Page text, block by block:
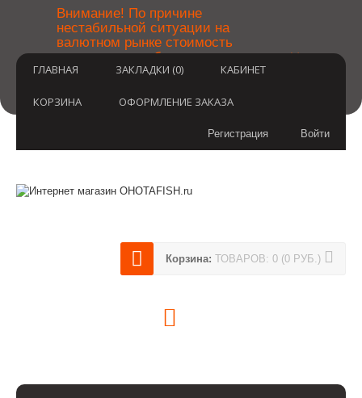
Внимание! По причине
нестабильной ситуации на
валютном рынке стоимость
товаров может быть уточнена
после оформления заказа.
неудобства.
×
ГЛАВНАЯ ЗАКЛАДКИ (0) КАБИНЕТ
КОРЗИНА ОФОРМЛЕНИЕ ЗАКАЗА
Войти
Регистрация
Корзина: ТОВАРОВ: 0 (0 РУБ.)